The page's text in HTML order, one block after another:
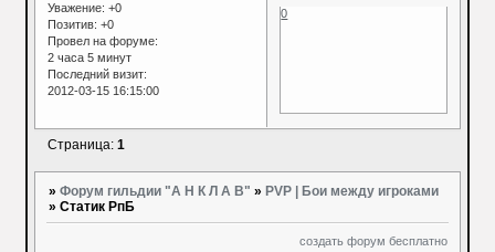
Уважение: +0
Позитив: +0
Провел на форуме:
2 часа 5 минут
Последний визит:
2012-03-15 16:15:00
0
Страница:1
»Форум гильдии "А Н К Л А В" »PVP | Бои между игроками
»Статик РпБ
создать форум бесплатно